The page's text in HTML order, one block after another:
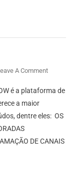
A CommentOn
HDTV
Now
é a plataforma de
a maior
dentre eles: OS
DE CANAIS